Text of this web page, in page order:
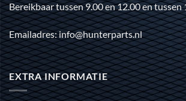
Bereikbaar tussen 9.00 en 12.00 en tussen
Emailadres: info@hunterparts.nl
EXTRA INFORMATIE